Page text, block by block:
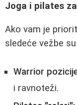
Joga i pilates
Ako vam je
sledeće vežbe
Warrior
i ravnoteži.